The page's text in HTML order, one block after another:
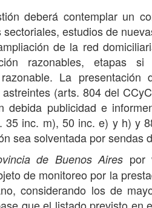
deberá contemplar un
estudios de
de la red
razonables, etapas
La
(arts. 804 del
debida publicidad e
35 inc. m), 50 inc. e) y h) y
sea solventada por sendas
de Buenos Aires por
de monitoreo por la
considerando los de